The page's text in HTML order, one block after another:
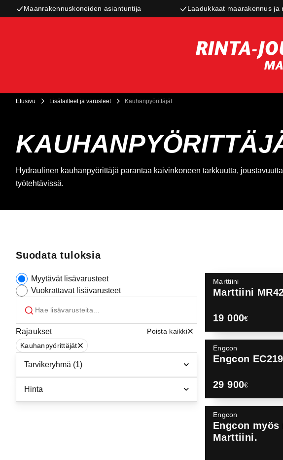
Maanrakennuskoneiden asiantuntija Laadukkaat maarakennus ja
Etusivu Lisälaitteet ja varusteet Kauhanpyörittäjät
Hydraulinen kauhanpyörittäjä parantaa kaivinkoneen tarkkuutta,
työtehtävissä.
Suodata tuloksia
Myytävät lisävarusteet
Vuokrattavat lisävarusteet
Rajaukset
Poista kaikki
Kauhanpyörittäjät
Tarvikeryhmä (1)
Hinta
Marttiini
Marttiini
19 000€
Engcon
Engcon
29 900€
Engcon
Engcon
Marttiini.